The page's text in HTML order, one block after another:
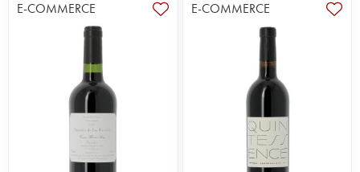
E-COMMERCE E-COMMERCE